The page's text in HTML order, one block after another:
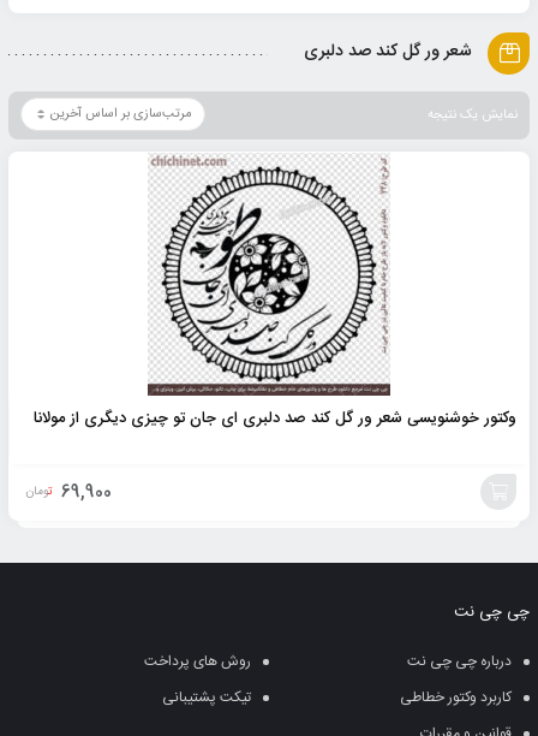
شعر ور گل کند صد دلبری
نمایش یک نتیجه
وکتور خوشنویسی شعر ور گل کند صد دلبری ای جان تو چیزی دیگری از مولانا
69,900 تومان
سبد
چی چی نت
درباره چی چی نت
روش های پرداخت
کاربرد وکتور خطاطی
تیکت پشتیبانی